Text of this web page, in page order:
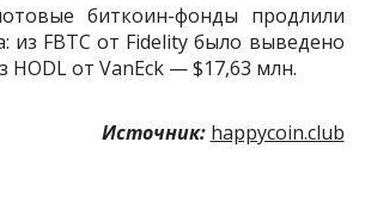
биткоин-фонды продлили
из FBTC от Fidelity было выведено
HODL от VanEck — $17,63 млн.
Источник: happycoin.club